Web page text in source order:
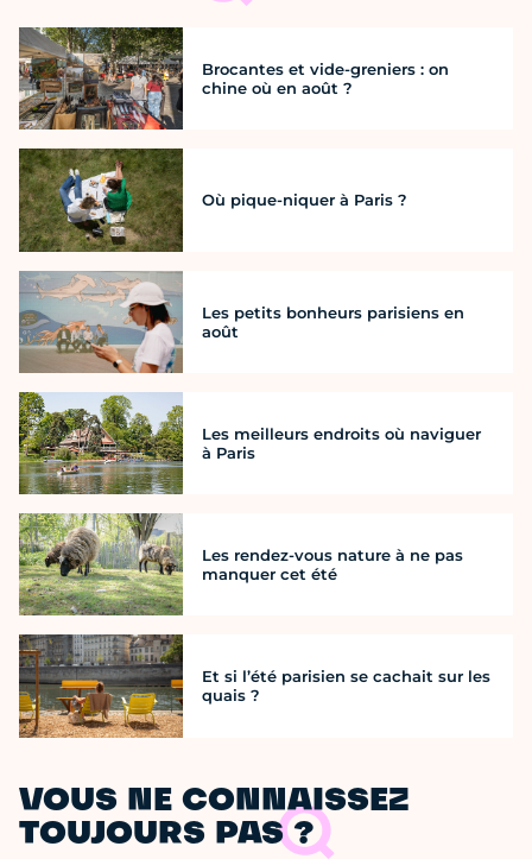
Brocantes et vide-greniers : on
chine où en août ?
Où pique-niquer à Paris ?
Les petits bonheurs parisiens en
août
Les meilleurs endroits où naviguer
à Paris
Les rendez-vous nature à ne pas
manquer cet été
Et si l’été parisien se cachait sur les
quais ?
VOUS NE CONNAISSEZ
TOUJOURS PAS ?